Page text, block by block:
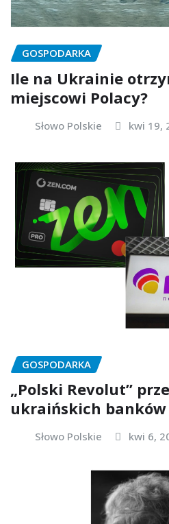
GOSPODARKA
Ile na Ukrainie
miejscowi Polacy?
Słowo Polskie kwi 19,
GOSPODARKA
„Polski Revolut”
ukraińskich banków
Słowo Polskie kwi 6,